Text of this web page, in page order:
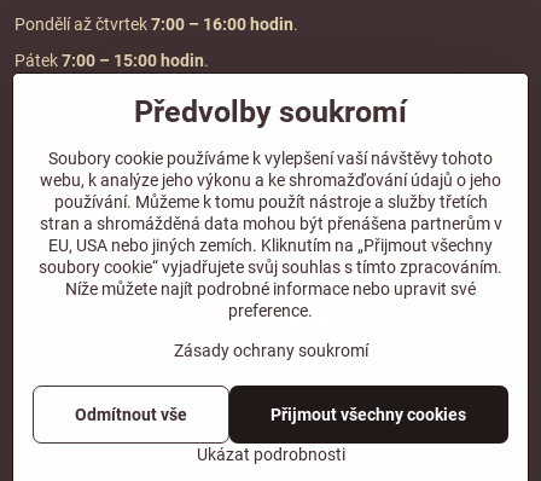
Pondělí až čtvrtek7:00 – 16:00 hodin.
Pátek7:00 – 15:00 hodin.
Doprava a platba
DOPRAVA ZDARMA
při objednávce nad2000 Kč vč. DPH.
*Nevztahuje se na paletovou přepravu.
©2026CopyrightPředvolby soukromíZásady ochrany soukromí
Vytvořeno systémem:ByznysWeb.cz
Předvolby soukromí
Soubory cookie používáme k vylepšení vaší návštěvy tohoto
webu, k analýze jeho výkonu a ke shromažďování údajů o jeho
používání. Můžeme k tomu použít nástroje a služby třetích
stran a shromážděná data mohou být přenášena partnerům v
EU, USA nebo jiných zemích. Kliknutím na „Přijmout všechny
soubory cookie“ vyjadřujete svůj souhlas s tímto zpracováním.
Níže můžete najít podrobné informace nebo upravit své
preference.
Zásady ochrany soukromí
Ukázat podrobnosti
Přijmout všechny cookies
Odmítnout vše